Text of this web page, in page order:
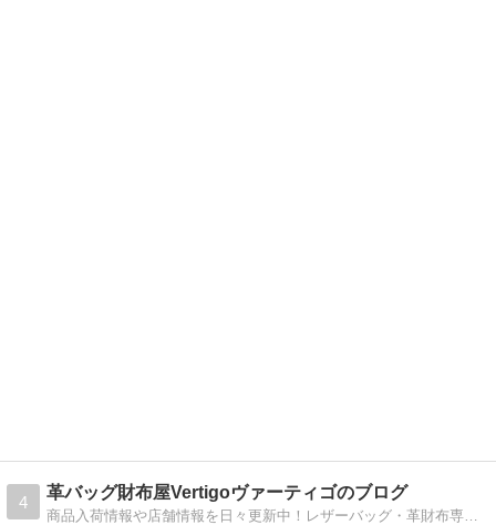
4
革バッグ財布屋Vertigoヴァーティゴのブログ
商品入荷情報や店舗情報を日々更新中！レザーバッグ・革財布専門店Vertigo（ヴァーティゴ）の商品入荷や店舗情報など